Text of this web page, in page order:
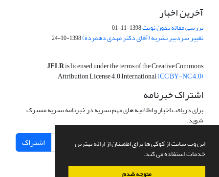
این وب سایت از کوکی ها برای اطمینان از ارائه بهترین
خدمات استفاده می کند.
متوجه شدم
آخرین اخبار
بررسی مقاله بدون نوبت1398-11-01
تغییر سردبیر نشریه (آقای دکتر مهدی دهمرده)1398-10-24
JFLRis licensed under the terms of the Creative Commons
Attribution License 4.0 International(CC BY-NC 4.0)
اشتراک خبرنامه
برای دریافت اخبار و اطلاعیه های مهم نشریه در خبرنامه نشریه مشترک
شوید.
اشتراک